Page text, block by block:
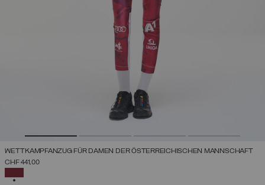
WETTKAMPFANZUG FÜR DAMEN DER ÖSTERREICHISCHEN MANNSCHAFT
CHF 441,00